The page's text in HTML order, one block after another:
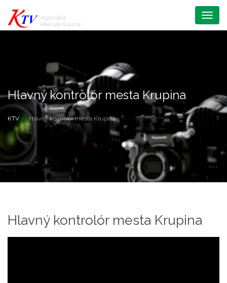
Menu
Hlavný kontrolór mesta Krupina
KTV Hlavný kontrolór mesta Krupina
Hlavný kontrolór mesta Krupina